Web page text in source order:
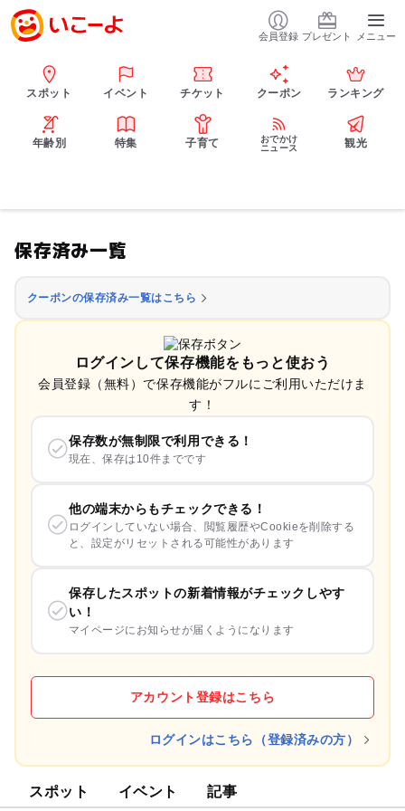
会員登録 プレゼント メニュー
スポット イベント チケット クーポン ランキング
年齢別 特集 子育て
おでかけ
ニュース
観光
保存済み一覧
クーポンの保存済み一覧はこちら
ログインして保存機能をもっと使おう
会員登録（無料）で保存機能がフルにご利用いただけま
す！
保存数が無制限で利用できる！
現在、保存は10件までです
他の端末からもチェックできる！
ログインしていない場合、閲覧履歴やCookieを削除する
と、設定がリセットされる可能性があります
保存したスポットの新着情報がチェックしやす
い！
マイページにお知らせが届くようになります
アカウント登録はこちら
ログインはこちら（登録済みの方）
スポット イベント 記事